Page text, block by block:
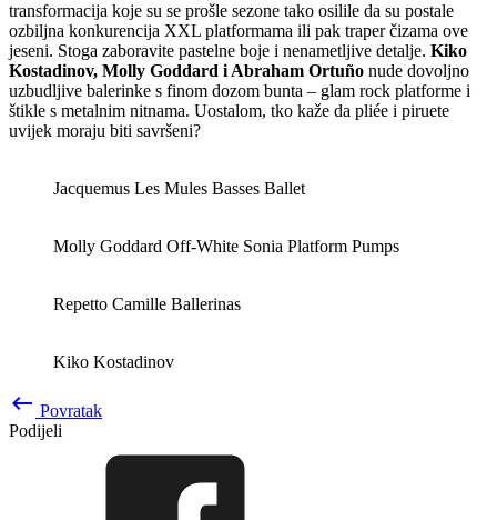
transformacija koje su se prošle sezone tako osilile da su postale
ozbiljna konkurencija XXL platformama ili pak traper čizama ove
jeseni. Stoga zaboravite pastelne boje i nenametljive detalje. Kiko
Kostadinov, Molly Goddard i Abraham Ortuño nude dovoljno
uzbudljive balerinke s finom dozom bunta – glam rock platforme i
štikle s metalnim nitnama. Uostalom, tko kaže da pliée i piruete
uvijek moraju biti savršeni?
Jacquemus Les Mules Basses Ballet
Molly Goddard Off-White Sonia Platform Pumps
Repetto Camille Ballerinas
Kiko Kostadinov
keyboard_backspace Povratak
Podijeli